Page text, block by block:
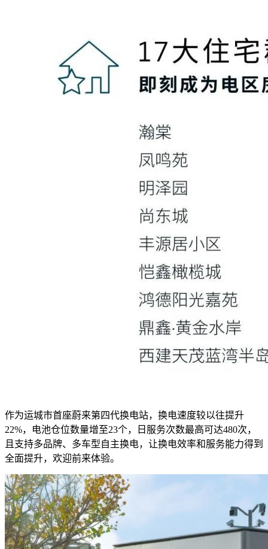
作为运城市首座蔚来第四代换电站，换电速度较以往提升
22%，电池仓位数量增至23个，日服务次数最高可达480次，
且支持多品牌、多车型自主换电，让换电效率和服务能力得到
全面提升，欢迎前来体验。